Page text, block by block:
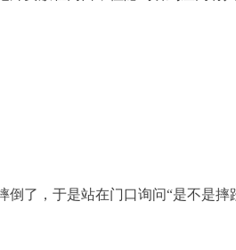
倒了，于是站在门口询问“是不是摔